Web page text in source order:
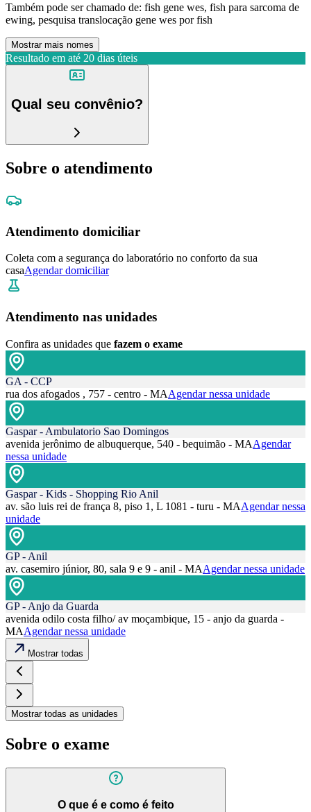
Também pode ser chamado de: fish gene wes, fish para sarcoma de
ewing, pesquisa translocação gene wes por fish
Mostrar mais nomes
Resultado em até 20 dias úteis
Qual seu convênio?
Sobre o atendimento
Atendimento domiciliar
Coleta com a segurança do laboratório no conforto da sua
casaAgendar domiciliar
Atendimento nas unidades
Confira as unidades que fazem o exame
GA - CCP
rua dos afogados , 757 - centro - MAAgendar nessa unidade
Gaspar - Ambulatorio Sao Domingos
avenida jerônimo de albuquerque, 540 - bequimão - MAAgendar
nessa unidade
Gaspar - Kids - Shopping Rio Anil
av. são luis rei de frança 8, piso 1, L 1081 - turu - MAAgendar nessa
unidade
GP - Anil
av. casemiro júnior, 80, sala 9 e 9 - anil - MAAgendar nessa unidade
GP - Anjo da Guarda
avenida odilo costa filho/ av moçambique, 15 - anjo da guarda -
MAAgendar nessa unidade
Mostrar todas
Mostrar todas as unidades
Sobre o exame
O que é e como é feito